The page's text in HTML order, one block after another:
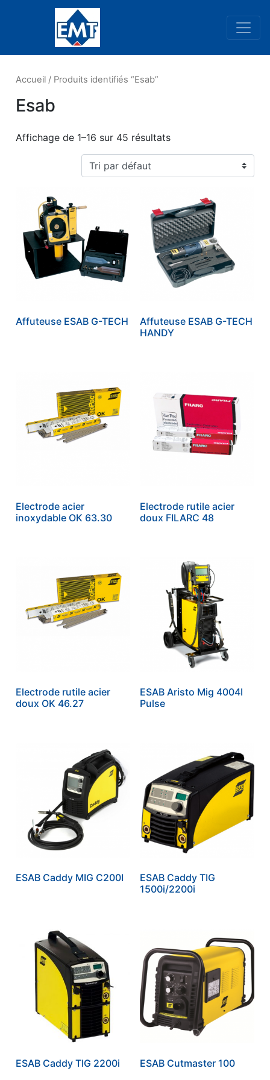
Navigation principale
Accueil / Produits identifiés “Esab”
Esab
Affichage de 1–16 sur 45 résultats
Affuteuse ESAB G-TECH
Affuteuse ESAB G-TECH
HANDY
Electrode acier
inoxydable OK 63.30
Electrode rutile acier
doux FILARC 48
Electrode rutile acier
doux OK 46.27
ESAB Aristo Mig 4004I
Pulse
ESAB Caddy MIG C200I
ESAB Caddy TIG
1500i/2200i
ESAB Caddy TIG 2200i ESAB Cutmaster 100